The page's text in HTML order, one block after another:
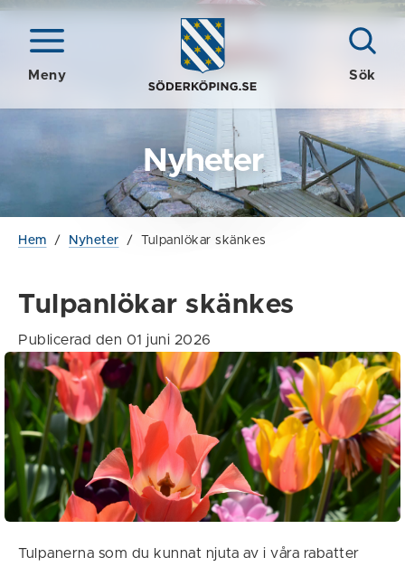
Meny Sök
Nyheter
Hem / Nyheter / Tulpanlökar skänkes
Tulpanlökar skänkes
Publicerad den 01 juni 2026
Tulpanerna som du kunnat njuta av i våra rabatter